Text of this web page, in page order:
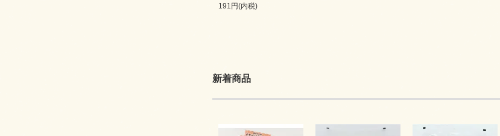
191円(内税)
新着商品